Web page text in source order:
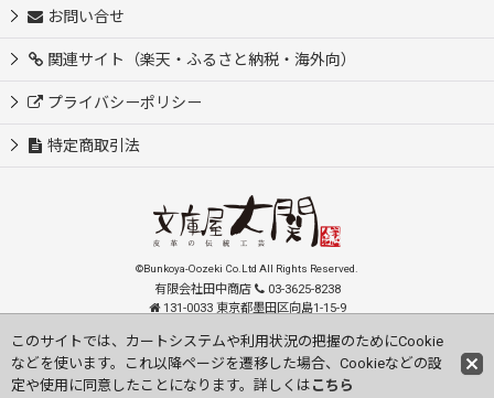
お問い合せ
関連サイト（楽天・ふるさと納税・海外向）
プライバシーポリシー
特定商取引法
©Bunkoya-Oozeki Co.Ltd All Rights Reserved.
有限会社田中商店
03-3625-8238
131-0033 東京都墨田区向島1-15-9
Visit our English Store
このサイトでは、カートシステムや利用状況の把握のためにCookie
などを使います。これ以降ページを遷移した場合、Cookieなどの設
定や使用に同意したことになります。詳しくは こちら